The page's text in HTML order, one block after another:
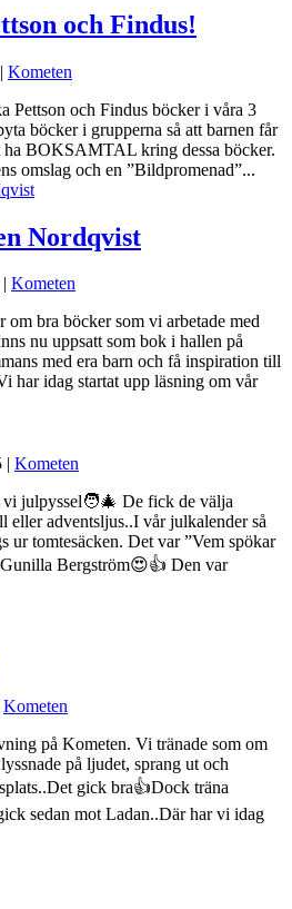
och Findus!
| Kometen
Pettson och Findus böcker i våra 3
böcker i grupperna så att barnen får
ha BOKSAMTAL kring dessa böcker.
omslag och en ”Bildpromenad”...
Nordqvist
| Kometen
om bra böcker som vi arbetade med
nu uppsatt som bok i hallen på
med era barn och få inspiration till
har idag startat upp läsning om vår
| Kometen
vi julpyssel🧑‍🎄 De fick de välja
eller adventsljus..I vår julkalender så
ur tomtesäcken. Det var ”Vem spökar
Bergström😍👍 Den var
Kometen
på Kometen. Vi tränade som om
på ljudet, sprang ut och
gick bra👍Dock träna
sedan mot Ladan..Där har vi idag